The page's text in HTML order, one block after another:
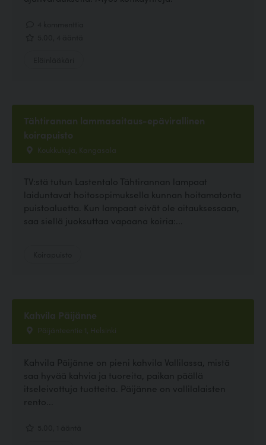
Tähtirannan lammasaitaus-epävirallinen
koirapuisto
Koukkukuja, Kangasala
TV:stä tutun Lastentalo Tähtirannan lampaat
laiduntavat hoitosopimuksella kunnan hoitamatonta
puistoaluetta. Kun lampaat eivät ole aitauksessaan,
saa siellä juoksuttaa vapaana koiria:...
Kahvila Päijänne
Päijänteentie 1, Helsinki
Kahvila Päijänne on pieni kahvila Vallilassa, mistä
saa hyvää kahvia ja tuoreita, paikan päällä
itseleivottuja tuotteita. Päijänne on vallilalaisten
rento...